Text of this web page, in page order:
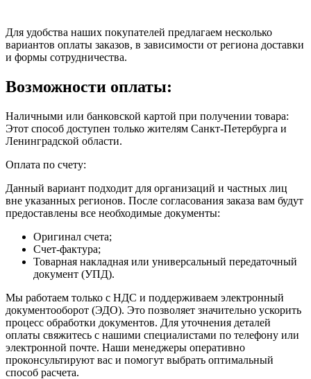
Для удобства наших покупателей предлагаем несколько
вариантов оплаты заказов, в зависимости от региона доставки
и формы сотрудничества.
Возможности оплаты:
Наличными или банковской картой при получении товара:
Этот способ доступен только жителям Санкт-Петербурга и
Ленинградской области.
Оплата по счету:
Данный вариант подходит для организаций и частных лиц
вне указанных регионов. После согласования заказа вам будут
предоставлены все необходимые документы:
Оригинал счета;
Счет-фактура;
Товарная накладная или универсальный передаточный
документ (УПД).
Мы работаем только с НДС и поддерживаем электронный
документооборот (ЭДО). Это позволяет значительно ускорить
процесс обработки документов. Для уточнения деталей
оплаты свяжитесь с нашими специалистами по телефону или
электронной почте. Наши менеджеры оперативно
проконсультируют вас и помогут выбрать оптимальный
способ расчета.